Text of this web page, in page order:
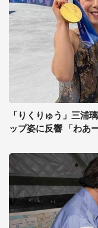
「りくりゅう」三浦
ップ姿に反響 「わあ